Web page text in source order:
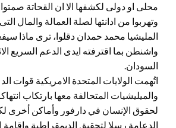
محلى او دولى لكشفها الا ان القحاتة صمتوا
وتهربوا من ادانتها لصلة العمالة والمال
المليشيا محمد حمدان دقلوا، ترى ماذا
واشنطن بما اقترفته ايدى الدعم السريع
السودان.
اتُهمت الولايات المتحدة الامريكية قوات
والميليشيات المتحالفة معها بارتكاب
لحقوق الإنسان في دارفور وأماكن أخرى
الدعامة رسلا لتحقيق الديمقراطية واقامة